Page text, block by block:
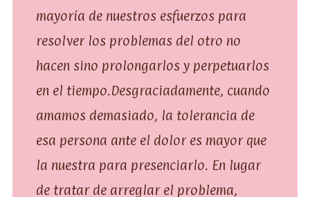
mayoría de nuestros esfuerzos para
resolver los problemas del otro no
hacen sino prolongarlos y perpetuarlos
en el tiempo.Desgraciadamente, cuando
amamos demasiado, la tolerancia de
esa persona ante el dolor es mayor que
la nuestra para presenciarlo. En lugar
de tratar de arreglar el problema,